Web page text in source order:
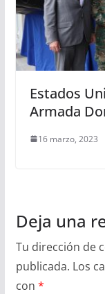
Estados
Armada
16 marzo, 2023
Deja una
Tu dirección de
publicada. Los
con *